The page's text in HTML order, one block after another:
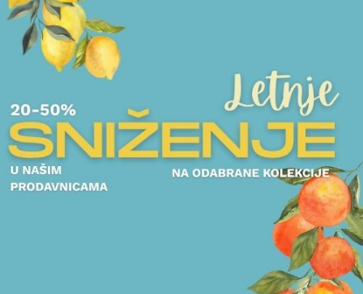
ČAŠE ZA ŠAMPANJAC
SET 6 ČAŠE RIEDEL - FATTO A
47.058,00
POGLEDAJTE
31.125,00 RSD